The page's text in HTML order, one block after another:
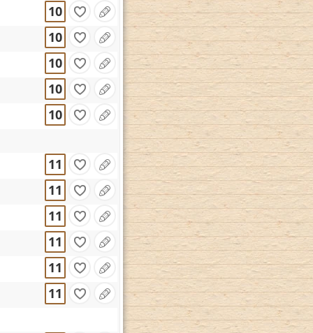
10
10
10
10
10
11
11
11
11
11
11